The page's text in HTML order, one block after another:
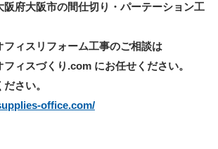
阪府大阪市の間仕切り・パーテーション工
フィスリフォーム工事のご相談は
ィスづくり.com にお任せください。
さい。
office.com/